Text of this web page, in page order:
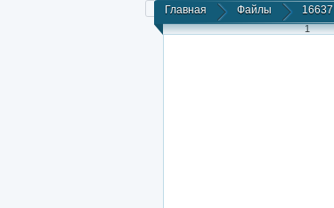
Главная Файлы 16637
1